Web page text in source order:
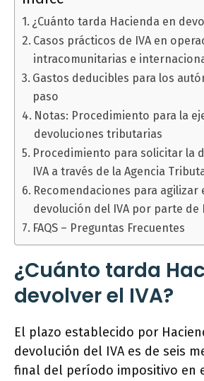
¿Cuánto tarda Hacienda en
Casos prácticos de IVA en
intracomunitarias e
Gastos deducibles para los
paso
Notas: Procedimiento para la
devoluciones tributarias
Procedimiento para solicitar la
IVA a través de la Agencia
Recomendaciones para agilizar
devolución del IVA por parte de
FAQS – Preguntas Frecuentes
¿Cuánto tarda
devolver el IVA?
El plazo establecido por
devolución del IVA es de seis
final del período impositivo en